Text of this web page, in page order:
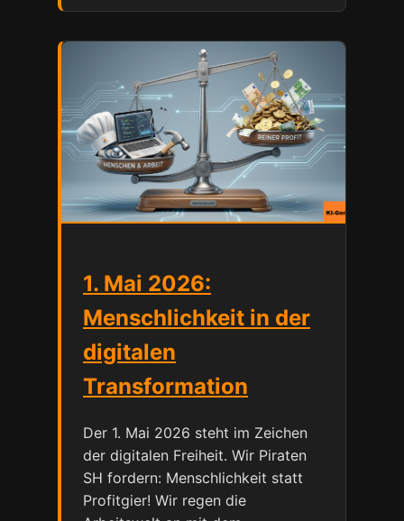
1. Mai 2026:
Menschlichkeit in der
digitalen
Transformation
Der 1. Mai 2026 steht im Zeichen
der digitalen Freiheit. Wir Piraten
SH fordern: Menschlichkeit statt
Profitgier! Wir regen die